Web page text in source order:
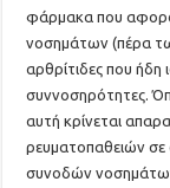
φάρμακα που
νοσημάτων (πέρα
αρθρίτιδες που ήδη
συννοσηρότητες.
αυτή κρίνεται
ρευματοπαθειών
συνοδών